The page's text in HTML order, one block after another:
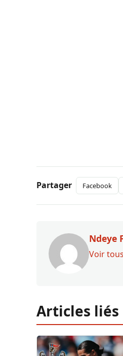
Partager Facebook
Ndeye
Voir
Articles liés